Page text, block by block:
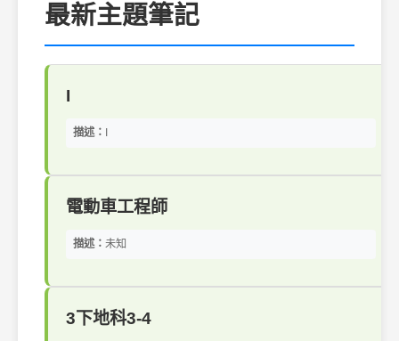
最新主題筆記
I
描述：
電動車工程師
描述： 未知
3下地科3-4